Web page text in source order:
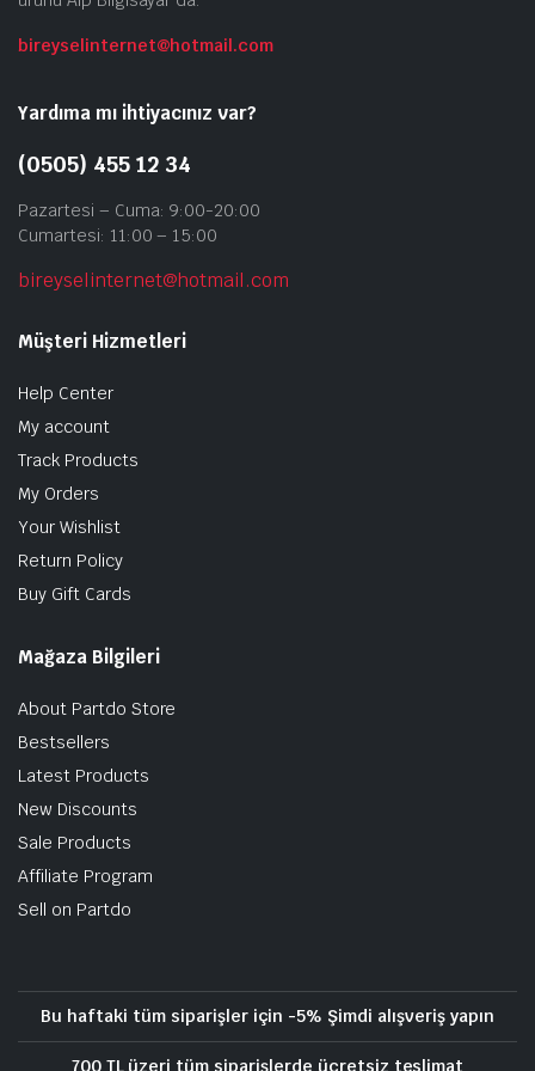
bireyselinternet@hotmail.com
Yardıma mı ihtiyacınız var?
(0505) 455 12 34
Pazartesi – Cuma: 9:00-20:00
Cumartesi: 11:00 – 15:00
bireyselinternet@hotmail.com
Müşteri Hizmetleri
Help Center
My account
Track Products
My Orders
Your Wishlist
Return Policy
Buy Gift Cards
Mağaza Bilgileri
About Partdo Store
Bestsellers
Latest Products
New Discounts
Sale Products
Affiliate Program
Sell on Partdo
Bu haftaki tüm siparişler için -5% Şimdi alışveriş yapın
700 TL üzeri tüm siparişlerde ücretsiz teslimat